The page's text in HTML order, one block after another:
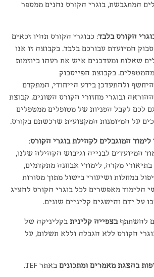
המתגבשת, בוגרי הקורס נהנים ממספר
הקורס בלבד: כבוגרי הקורס תהיו זכאים
המיועדת עבורכם בלבד. בקבוצה זו אנו
שאלות ומעדכנים איש את רעהו ביוזמות
בקבוצת הפייסבוק
ולהתעדכן בידע הייחודי, המתקדם
ובוגרי מחזורי הקורס השונים. קבוצת
לכם לקבל הפניות של מטופלים ממטפלים
על המיומנות המקצועית שרכשתם בקורס.
המוגבלים לקהילת בוגרי הקורס:
המיועדים לבנייה וגיבוש הקהילה שלנו,
מקרה, לימודי אבחנה מתקדמים,
במחלות ושיעורי בישול מתוך מסורות
הלימוד מאפשרים לכל בוגרי הקורס להציג
על ידם והישגים קליניים שונים.
בצפייה קלינית בקליניקה של
הקורס ללא הגבלה וללא תשלום, על
בהצגת מאמרים ומתכונים באתר TEF.